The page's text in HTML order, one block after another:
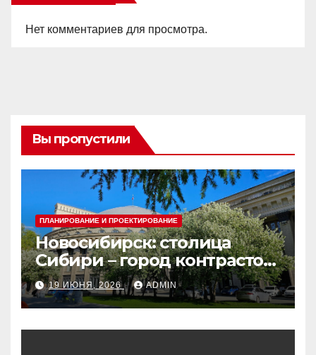
Нет комментариев для просмотра.
Вы пропустили
ПЛАНИРОВАНИЕ И ПРОЕКТИРОВАНИЕ
Новосибирск: столица
Сибири – город контрастов
и открытий
19 ИЮНЯ, 2026 ADMIN